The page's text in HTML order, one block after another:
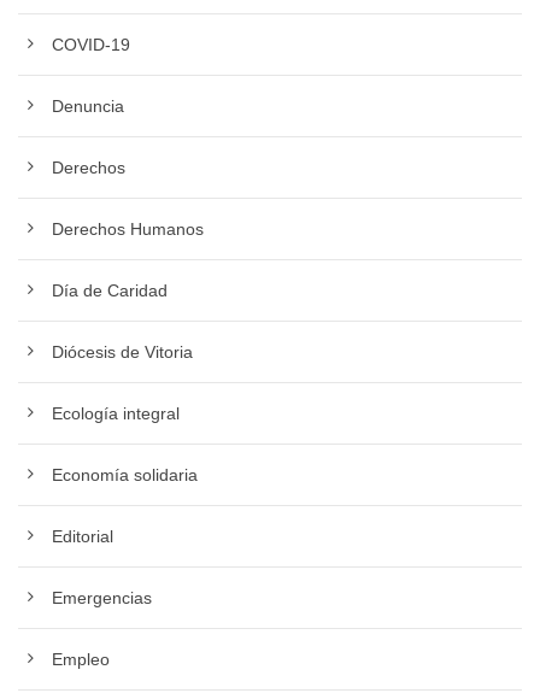
COVID-19
Denuncia
Derechos
Derechos Humanos
Día de Caridad
Diócesis de Vitoria
Ecología integral
Economía solidaria
Editorial
Emergencias
Empleo